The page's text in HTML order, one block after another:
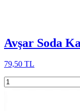
Avşar Soda
79,50 TL